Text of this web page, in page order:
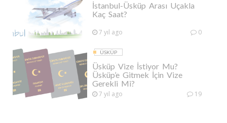
İstanbul-Üsküp Arası Uçakla
Kaç Saat?
7 yıl ago 0
ÜSKÜP
Üsküp Vize İstiyor Mu?
Üsküp’e Gitmek İçin Vize
Gerekli Mi?
7 yıl ago 19